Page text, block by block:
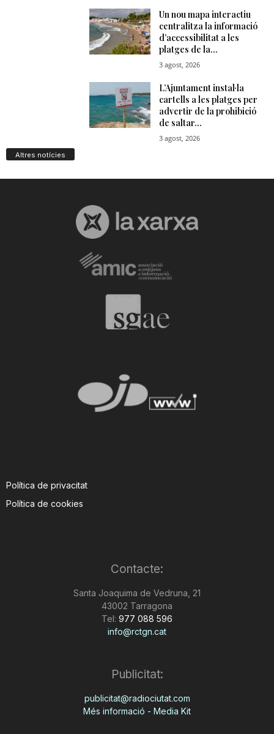
Altres notícies
Política de privacitat
Política de cookies
Contacte:
Santa Joaquima de Vedruna, 21
43002 Tarragona
Tel: 977 088 596
info@rctgn.cat
Publicitat:
publicitat@radiociutat.com
Més informació - Media Kit